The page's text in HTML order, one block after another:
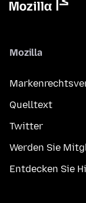
Mozilla
Quelltext
Twitter
Werden Sie
Entdecken Sie